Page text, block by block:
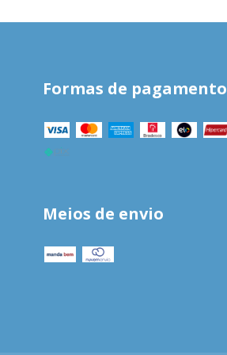
Formas de pagamento
Meios de envio